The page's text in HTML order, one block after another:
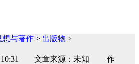
想与著作 > 出版物 >
26 10:31 文章来源：未知 作